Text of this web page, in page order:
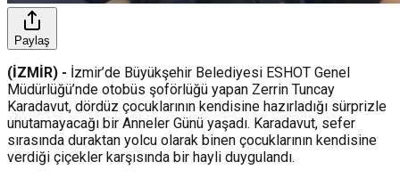
Paylaş
(İZMİR) - İzmir’de Büyükşehir Belediyesi ESHOT Genel
Müdürlüğü’nde otobüs şoförlüğü yapan Zerrin Tuncay
Karadavut, dördüz çocuklarının kendisine hazırladığı sürprizle
unutamayacağı bir Anneler Günü yaşadı. Karadavut, sefer
sırasında duraktan yolcu olarak binen çocuklarının kendisine
verdiği çiçekler karşısında bir hayli duygulandı.